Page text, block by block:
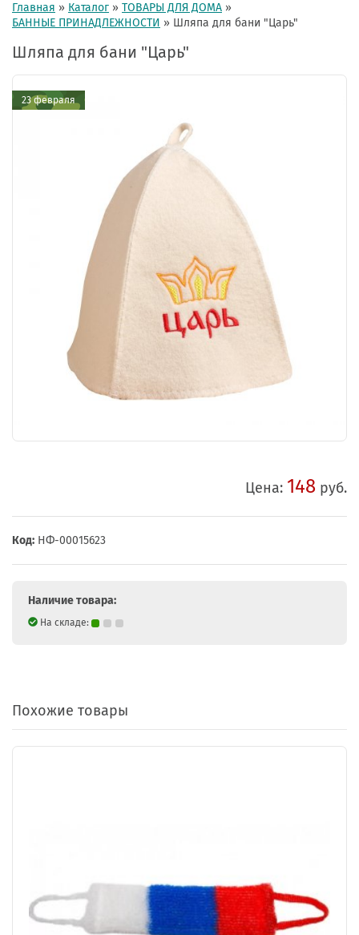
Главная » Каталог » ТОВАРЫ ДЛЯ ДОМА »
БАННЫЕ ПРИНАДЛЕЖНОСТИ » Шляпа для бани "Царь"
Шляпа для бани "Царь"
23 февраля
Цена: 148 руб.
Код: НФ-00015623
Наличие товара:
На складе:
Похожие товары